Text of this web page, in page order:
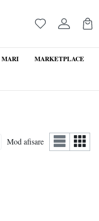
MARI MARKETPLACE
Mod afisare